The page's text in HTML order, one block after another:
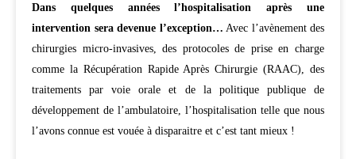
Dans quelques années l’hospitalisation après une
intervention sera devenue l’exception… Avec l’avènement des
chirurgies micro-invasives, des protocoles de prise en charge
comme la Récupération Rapide Après Chirurgie (RAAC), des
traitements par voie orale et de la politique publique de
développement de l’ambulatoire, l’hospitalisation telle que nous
l’avons connue est vouée à disparaitre et c’est tant mieux !